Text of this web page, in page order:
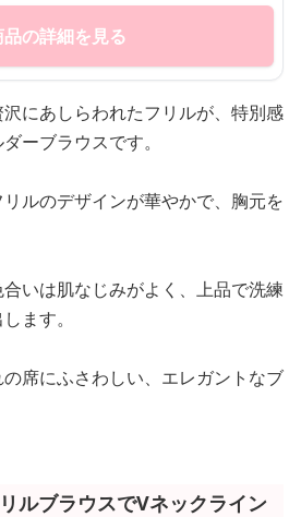
品の詳細を見る
にあしらわれたフリルが、特別感
ーブラウスです。
ルのデザインが華やかで、胸元を
いは肌なじみがよく、上品で洗練
ます。
席にふさわしい、エレガントなブ
ルブラウスでVネックライン